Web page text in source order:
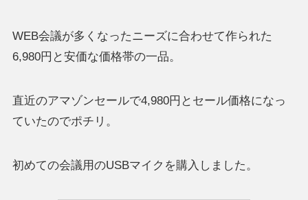
WEB会議が多くなったニーズに合わせて作られた
6,980円と安価な価格帯の一品。
直近のアマゾンセールで4,980円とセール価格になっ
ていたのでポチリ。
初めての会議用のUSBマイクを購入しました。